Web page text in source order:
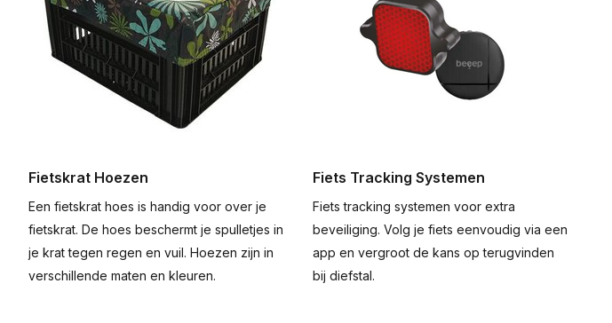
Fietskrat Hoezen
Een fietskrat hoes is handig voor over je
fietskrat. De hoes beschermt je spulletjes in
je krat tegen regen en vuil. Hoezen zijn in
verschillende maten en kleuren.
Fiets Tracking Systemen
Fiets tracking systemen voor extra
beveiliging. Volg je fiets eenvoudig via een
app en vergroot de kans op terugvinden
bij diefstal.